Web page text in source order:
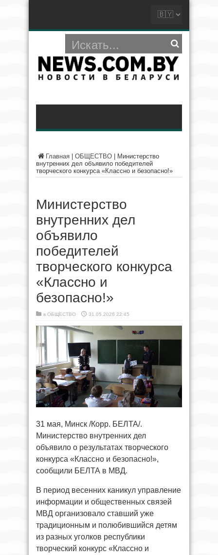
Главная ОБЩЕСТВО
Министерство
внутренних дел объявило победителей
творческого конкурса «Классно и безопасно!»
Министерство
внутренних дел
объявило
победителей
творческого конкурса
«Классно и
безопасно!»
в ОБЩЕСТВО 31.05.2026 22:45
31 мая, Минск /Корр. БЕЛТА/.
Министерство внутренних дел
объявило о результатах творческого
конкурса «Классно и безопасно!»,
сообщили БЕЛТА в МВД.
В период весенних каникул управление
информации и общественных связей
МВД организовало ставший уже
традиционным и полюбившийся детям
из разных уголков республики
творческий конкурс «Классно и